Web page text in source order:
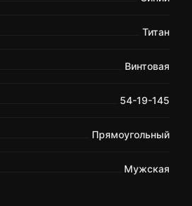
Титан
Винтовая
54-19-145
Прямоугольный
Мужская